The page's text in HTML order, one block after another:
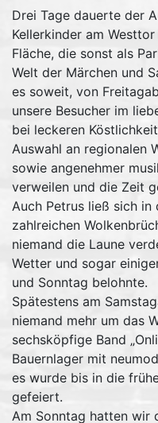
Drei Tage dauerte der
Kellerkinder am
Fläche, die sonst als
Welt der Märchen und
es soweit, von
unsere Besucher im
bei leckeren
Auswahl an regionalen
sowie angenehmer
verweilen und die Zeit
Auch Petrus ließ sich
zahlreichen
niemand die Laune
Wetter und sogar
und Sonntag belohnte.
Spätestens am
niemand mehr um das
sechsköpfige Band
Bauernlager mit
es wurde bis in die
gefeiert.
Am Sonntag hatten wir